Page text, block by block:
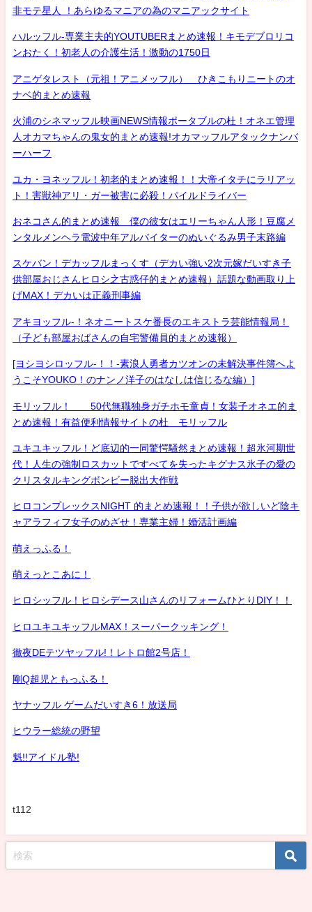
非モテ星人 ！あらゆるマニアの為のマニアックサイト
ハルッフル-専業主夫的YOUTUBERまとめ速報！キモデブロリコ
ンおたく！初老人の介護生活！激動の1750日
アニゲタレスト（元祖！アニメッフル） ひきこもりニートのオ
ナベ的まとめ速報
火浦のシネマッフル映画NEWS情報ポータブルの杜！オネエ管理
人オカマちゃんの鬼女的まとめ速報!オカマッフルアタックナンバ
ーハーフ
ユカ・ヨネッフル！初老的まとめ速報！！大帝イタチにラリアッ
ト！害獣神アリ・ガー被害に必殺！パイルドライバー
おネコさん的まとめ速報 僕の彼女はエリーちゃん人形！豆腐メ
ンタルメンヘラ電波中年アルバイターのぬいぐるみ男子末路編
スケバン！デカッフルまっくす（デカい強い2次元嫁だいすき子
供部屋おじさんヒロシ之古惑仔的まとめ速報）話題な動画取り上
げMAX！デカいは正義刑事編
アキヨッフル-！ネオニートスケ番長のエキストラ芸能情報局！
（子ども部屋おばさんの自宅警備員的まとめ速報）
[ヨシヨシロッフル-！！-素浪人勇者カツオンの未解決事件簿へよ
うこそYOUKO！のナンノ洋子のはなしは信じるな編）]
モリッフル！ 50代無職独身ガチホモ童貞！女装子オネエ的ま
とめ速報！有益便利情報サイトの杜 モリッフル
ユキユキッフル！ど底辺的一同驚愕騒然まとめ速報！超氷河期世
代！人生の強制ロスカットですべてを失ったキグナス氷子の愛の
クリスタルキングボンビー脱出大作戦
ヒロコンプレックスNIGHT 的まとめ速報！！子供が欲しいど陰キ
ャアラフィフ女子のめざせ！専業主婦！婚活計画編
萌えっふる！
萌えっとこあに！
ヒロシッフル！ヒロシデース山さんのリフォームひとりDIY！！
ヒロユキユキッフルMAX！スーパークッキング！
徹夜DEテツヤッフル!！レトロ館2号店！
剛Q超児ともっふる！
ヤナッフル ゲームだいすき6！放送局
ヒウラー総統の野望
魁!!アイドル塾!
t112